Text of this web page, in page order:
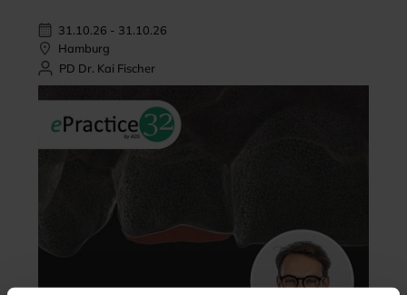
31.10.26 - 31.10.26
Hamburg
PD Dr. Kai Fischer